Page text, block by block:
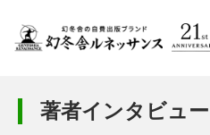
著者インタビュー